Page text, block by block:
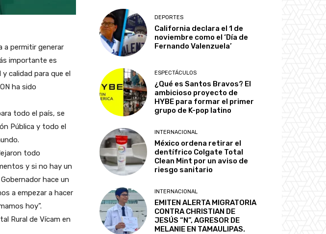
a permitir generar
importante es
calidad para que el
ha sido
todo el país, se
Pública y todo el
todo
y si no hay un
hace un
a empezar a hacer
hoy”.
Rural de Vícam en
DEPORTES
California declara el 1 de
noviembre como el ‘Día de
Fernando Valenzuela’
ESPECTÁCULOS
¿Qué es Santos Bravos? El
ambicioso proyecto de
HYBE para formar el primer
grupo de K-pop latino
INTERNACIONAL
México ordena retirar el
dentífrico Colgate Total
Clean Mint por un aviso de
riesgo sanitario
INTERNACIONAL
EMITEN ALERTA MIGRATORIA
CONTRA CHRISTIAN DE
JESÚS “N”, AGRESOR DE
MELANIE EN TAMAULIPAS.